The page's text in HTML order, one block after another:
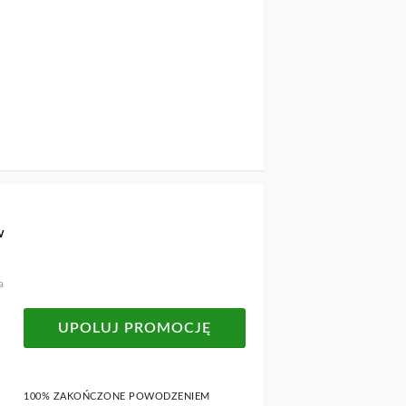
UPOLUJ PROMOCJĘ
100% ZAKOŃCZONE POWODZENIEM